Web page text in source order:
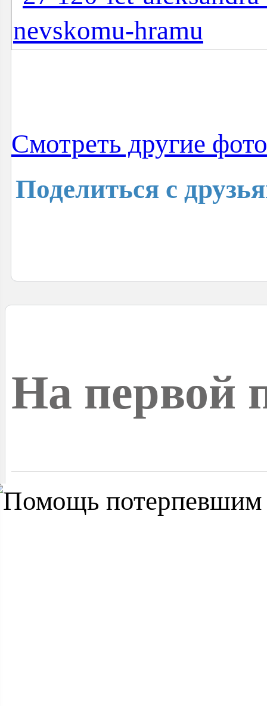
Cмотреть другие
Поделиться с
На первой